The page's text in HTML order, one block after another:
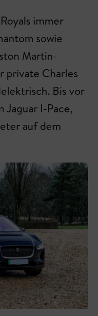
immer
sowie
Martin-
private Charles
Bis vor
Jaguar I-Pace,
auf dem